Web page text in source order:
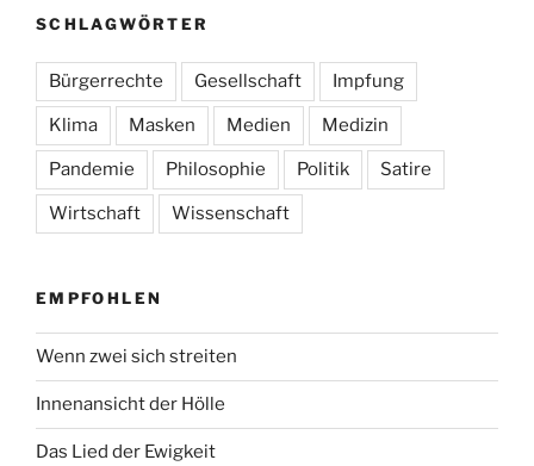
SCHLAGWÖRTER
Bürgerrechte Gesellschaft Impfung
Klima Masken Medien Medizin
Pandemie Philosophie Politik Satire
Wirtschaft Wissenschaft
EMPFOHLEN
Wenn zwei sich streiten
Innenansicht der Hölle
Das Lied der Ewigkeit